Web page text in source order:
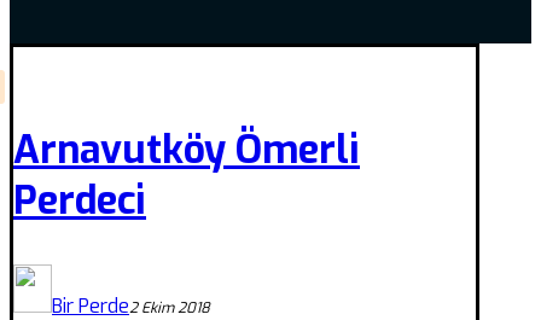
Arnavutköy Ömerli
Perdeci
Bir Perde2 Ekim 2018